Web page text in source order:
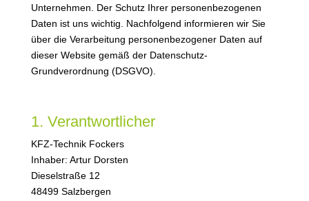
Unternehmen. Der Schutz Ihrer personenbezogenen
Daten ist uns wichtig. Nachfolgend informieren wir Sie
über die Verarbeitung personenbezogener Daten auf
dieser Website gemäß der Datenschutz-
Grundverordnung (DSGVO).
1. Verantwortlicher
KFZ-Technik Fockers
Inhaber: Artur Dorsten
Dieselstraße 12
48499 Salzbergen